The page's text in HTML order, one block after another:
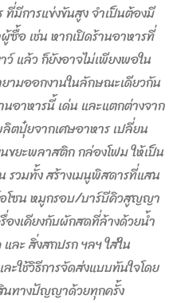
มีการแข่งขันสูง จำเป็นต้องมี
อ เช่น หากเปิดร้านอาหารที่
แล้ว ก็ยังอาจไม่เพียงพอใน
ามออกงานในลักษณะเดียวกัน
อาหารนี้ เด่น และแตกต่างจาก
ลิตปุ๋ยจากเศษอาหาร เปลี่ยน
ขยะพลาสติก กล่องโฟม ให้เป็น
รวมทั้ง สร้างเมนูพิสดารที่แสน
อโซน หมูกรอบ/บาร์บีคิวสูญญา
งเคียงกับผักสดที่ล้างด้วยน้ำ
ละ สิ่งสกปรก ฯลฯ ใส่ใน
ะใช้วิธีการจัดส่งแบบทันใจโดย
นทางปัญญาด้วยทุกครั้ง